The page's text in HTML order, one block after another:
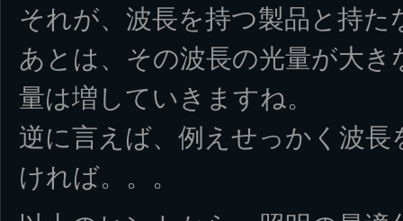
それが、波長を持つ製品と持
あとは、その波長の光量が大
量は増していきますね。
逆に言えば、例えせっかく波
ければ。。。